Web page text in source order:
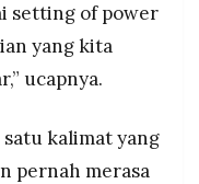
setting of power
yang kita
ucapnya.
kalimat yang
pernah merasa